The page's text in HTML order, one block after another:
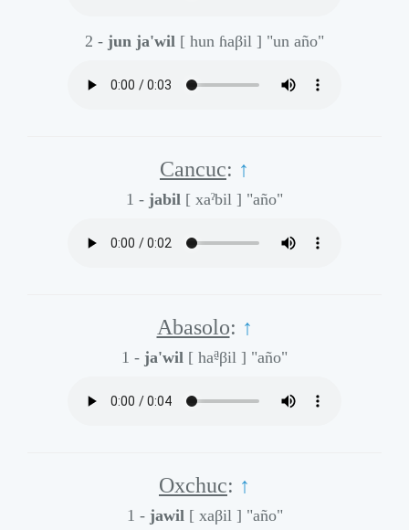
2 - jun ja'wil [ hun ɦaβil ] "un año"
Cancuc: ↑
1 - jabil [ xaˀbil ] "año"
Abasolo: ↑
1 - ja'wil [ haa̰βil ] "año"
Oxchuc: ↑
1 - jawil [ xaβil ] "año"